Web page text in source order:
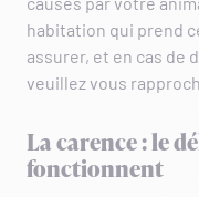
habitation qui prend
assurer, et en cas de
veuillez vous
La carence : le
fonctionnent